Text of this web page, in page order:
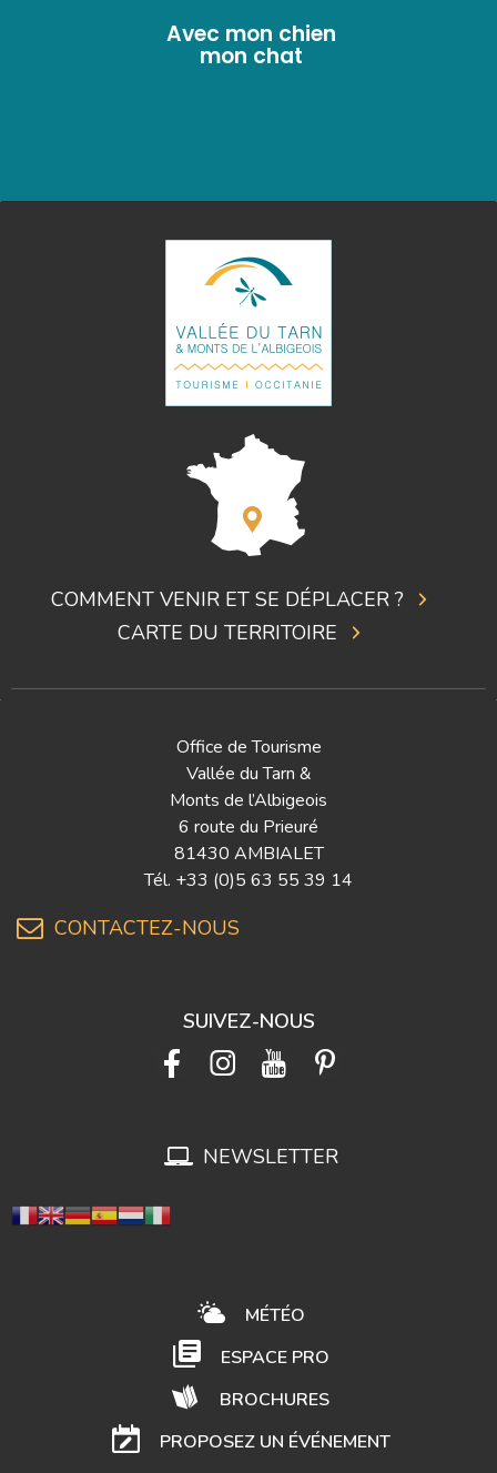
Avec mon chien
mon chat
COMMENT VENIR ET SE DÉPLACER ?
CARTE DU TERRITOIRE
Office de Tourisme
Vallée du Tarn &
Monts de l’Albigeois
6 route du Prieuré
81430 AMBIALET
Tél. +33 (0)5 63 55 39 14
CONTACTEZ-NOUS
SUIVEZ-NOUS
NEWSLETTER
MÉTÉO
ESPACE PRO
BROCHURES
PROPOSEZ UN ÉVÉNEMENT